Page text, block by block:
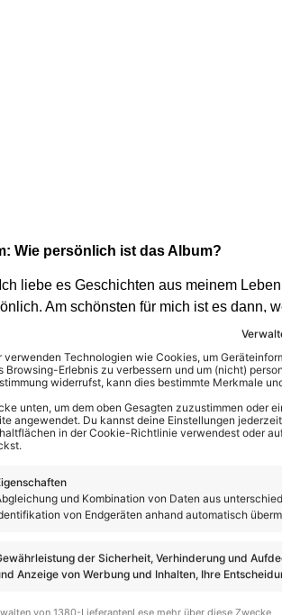
verwenden Technologien wie Cookies, um
Browsing-Erlebnis zu verbessern und um (nicht)
widerrufst, kann dies bestimmte Merkmale
unten, um dem oben Gesagten zuzustimmen oder
angewendet. Du kannst deine Einstellungen
in der Cookie-Richtlinie verwendest oder
und Kombination von Daten aus
von Endgeräten anhand automatisch
der Sicherheit, Verhinderung und
Anzeige von Werbung und Inhalten, Ihre
von 1380-LieferantenLese mehr über diese Zwecke
Wie persönlich ist das Album?
liebe es Geschichten aus meinem
Am schönsten für mich ist es dann,
Liedern erzählen. Da merke ich
finde es schön, dass meine Fans mit mir mit
Was ist die Geschichte hinter dem
Song ist einer der persönlichsten und
Leben geben kann, dass aber immer
beiden Songwritern geschrieben, wie
Ich habe gelesen, dass es dein letztes
weiß, dass gerade viele beschäftigt,
darüber informieren. Jetzt freue ich